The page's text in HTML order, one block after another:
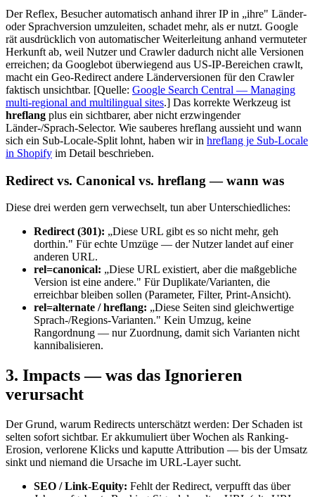
Der Reflex, Besucher automatisch anhand ihrer IP in „ihre" Länder-
oder Sprachversion umzuleiten, schadet mehr, als er nutzt. Google
rät ausdrücklich von automatischer Weiterleitung anhand vermuteter
Herkunft ab, weil Nutzer und Crawler dadurch nicht alle Versionen
erreichen; da Googlebot überwiegend aus US-IP-Bereichen crawlt,
macht ein Geo-Redirect andere Länderversionen für den Crawler
faktisch unsichtbar. [Quelle: Google Search Central — Managing
multi-regional and multilingual sites.] Das korrekte Werkzeug ist
hreflang plus ein sichtbarer, aber nicht erzwingender
Länder-/Sprach-Selector. Wie sauberes hreflang aussieht und wann
sich ein Sub-Locale-Split lohnt, haben wir in hreflang je Sub-Locale
in Shopify im Detail beschrieben.
Redirect vs. Canonical vs. hreflang — wann was
Diese drei werden gern verwechselt, tun aber Unterschiedliches:
Redirect (301): „Diese URL gibt es so nicht mehr, geh
dorthin." Für echte Umzüge — der Nutzer landet auf einer
anderen URL.
rel=canonical: „Diese URL existiert, aber die maßgebliche
Version ist eine andere." Für Duplikate/Varianten, die
erreichbar bleiben sollen (Parameter, Filter, Print-Ansicht).
rel=alternate / hreflang: „Diese Seiten sind gleichwertige
Sprach-/Regions-Varianten." Kein Umzug, keine
Rangordnung — nur Zuordnung, damit sich Varianten nicht
kannibalisieren.
3. Impacts — was das Ignorieren
verursacht
Der Grund, warum Redirects unterschätzt werden: Der Schaden ist
selten sofort sichtbar. Er akkumuliert über Wochen als Ranking-
Erosion, verlorene Klicks und kaputte Attribution — bis der Umsatz
sinkt und niemand die Ursache im URL-Layer sucht.
SEO / Link-Equity: Fehlt der Redirect, verpufft das über